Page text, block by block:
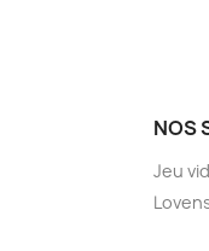
NOS
Jeu